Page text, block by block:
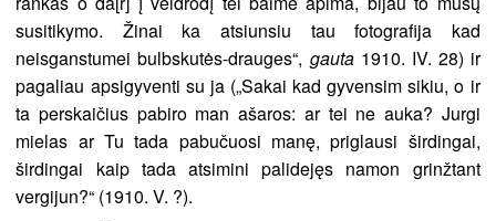
susitikymo. Žinai ka atsiunsiu tau fotografija kad
neisganstumei bulbskutės-drauges“, gauta1910. IV. 28) ir
pagaliau apsigyventi su ja („Sakai kad gyvensim sikiu, o ir
ta perskaičius pabiro man ašaros: ar tei ne auka? Jurgi
mielas ar Tu tada pabučuosi manę, priglausi širdingai,
širdingai kaip tada atsimini palidejęs namon grinžtant
vergijun?“ (1910. V. ?).